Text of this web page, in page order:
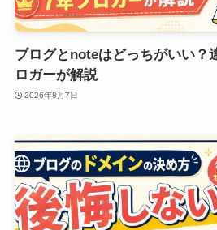
ブログとnoteはどっちがいい？
ロガーが解説
2026年8月7日